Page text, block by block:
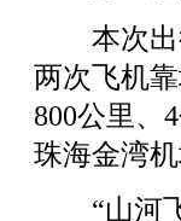
本次出征
两次飞机
800公里、
珠海金湾机
“山河飞